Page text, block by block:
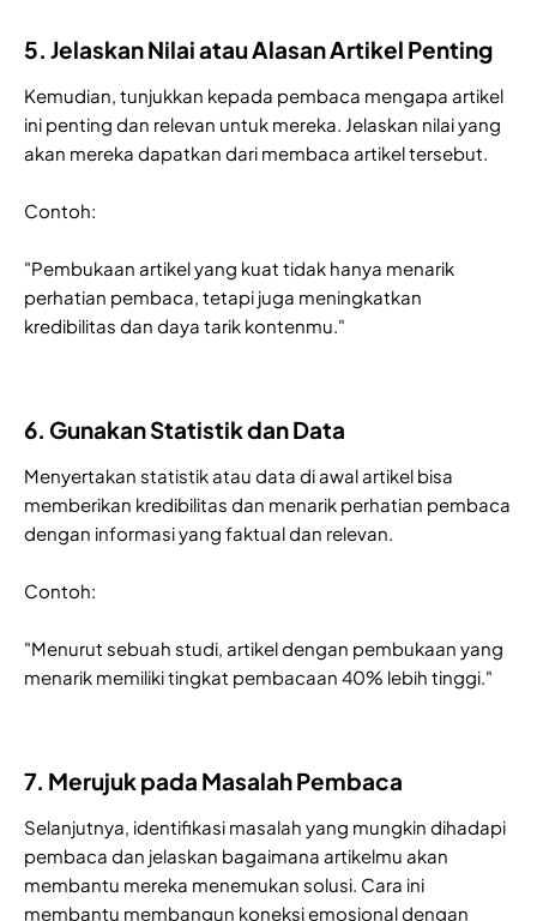
5. Jelaskan Nilai atau Alasan Artikel Penting
Kemudian, tunjukkan kepada pembaca mengapa artikel
ini penting dan relevan untuk mereka. Jelaskan nilai yang
akan mereka dapatkan dari membaca artikel tersebut.
Contoh:
"Pembukaan artikel yang kuat tidak hanya menarik
perhatian pembaca, tetapi juga meningkatkan
kredibilitas dan daya tarik kontenmu."
6. Gunakan Statistik dan Data
Menyertakan statistik atau data di awal artikel bisa
memberikan kredibilitas dan menarik perhatian pembaca
dengan informasi yang faktual dan relevan.
Contoh:
"Menurut sebuah studi, artikel dengan pembukaan yang
menarik memiliki tingkat pembacaan 40% lebih tinggi."
7. Merujuk pada Masalah Pembaca
Selanjutnya, identifikasi masalah yang mungkin dihadapi
pembaca dan jelaskan bagaimana artikelmu akan
membantu mereka menemukan solusi. Cara ini
membantu membangun koneksi emosional dengan